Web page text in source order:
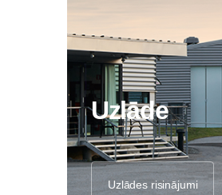
Uzlāde
Uzlādes risinājumi